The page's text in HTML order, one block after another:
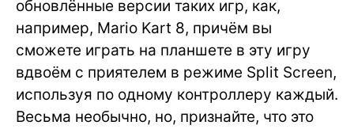
обновлённые версии таких игр, как,
например, Mario Kart 8, причём вы
сможете играть на планшете в эту игру
вдвоём с приятелем в режиме Split Screen,
используя по одному контроллеру каждый.
Весьма необычно, но, признайте, что это